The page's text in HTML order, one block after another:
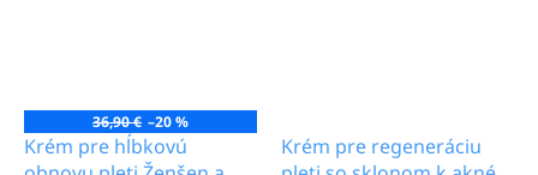
36,90 € –20 %
Krém pre hĺbkovú
Krém pre regeneráciu